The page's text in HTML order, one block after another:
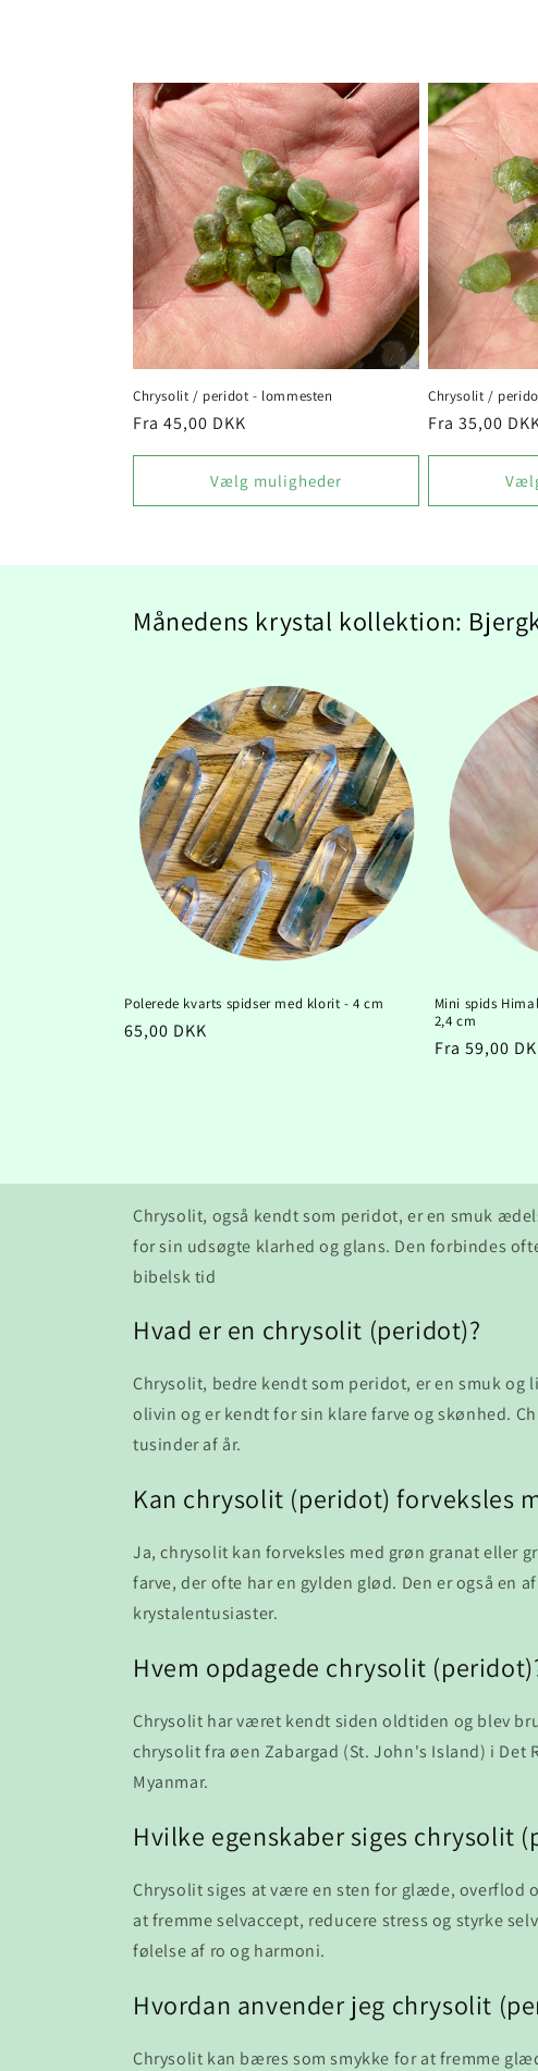
k
t
i
o
n
Chrysolit / peridot - lommesten
Normalpris
Fra 45,00 DKK
Vælg muligheder
Chrysolit /
Normalpris
Fra 35,00
Månedens krystal kollektion:
Polerede kvarts spidser med klorit - 4 cm
Normalpris
65,00 DKK
Mini spids
2,4 cm
Normalpris
Fra 59,00
Chrysolit, også kendt som peridot, er en smuk
for sin udsøgte klarhed og glans. Den forbindes
bibelsk tid
Hvad er en chrysolit (peridot)?
Chrysolit, bedre kendt som peridot, er en smuk
olivin og er kendt for sin klare farve og skønhed.
tusinder af år.
Kan chrysolit (peridot) forveksles
Ja, chrysolit kan forveksles med grøn granat eller
farve, der ofte har en gylden glød. Den er også en
krystalentusiaster.
Hvem opdagede chrysolit
Chrysolit har været kendt siden oldtiden og blev
chrysolit fra øen Zabargad (St. John's Island) i Det
Myanmar.
Hvilke egenskaber siges chrysolit
Chrysolit siges at være en sten for glæde, overflod
at fremme selvaccept, reducere stress og styrke
følelse af ro og harmoni.
Hvordan anvender jeg chrysolit
Chrysolit kan bæres som smykke for at fremme